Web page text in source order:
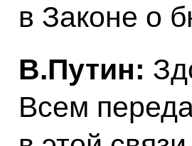
в Законе о
В.Путин:
Всем